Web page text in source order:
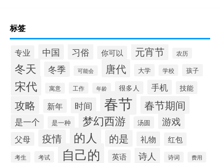
标签
专业 中国 习俗 你可以 元宵节 农历
冬天 冬季 可能会 唐代 大学 学校 孩子
宋代 寓意 工作 年龄 很多人 手机 技能
攻略 新年 时间 春节 春节期间
是一个 是一种 梦幻西游 汤圆 游戏
父母 疫情 的人 的是 礼物 红包
考生 考试 自己的 英语 诗人 诗词 费用